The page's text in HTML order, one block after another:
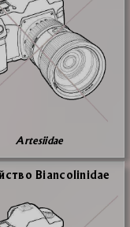
Artesiidae
Biancolinidae